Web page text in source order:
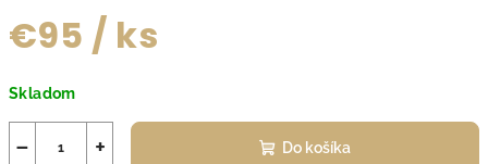
€95 / ks
cena:
Skladom
+
− Do košíka